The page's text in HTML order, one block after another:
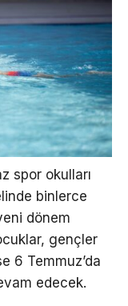
spor okulları
binlerce
dönem
gençler
6 Temmuz’da
edecek.